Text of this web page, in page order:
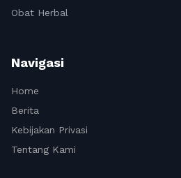
Obat Herbal
Navigasi
Home
Berita
Kebijakan Privasi
Tentang Kami